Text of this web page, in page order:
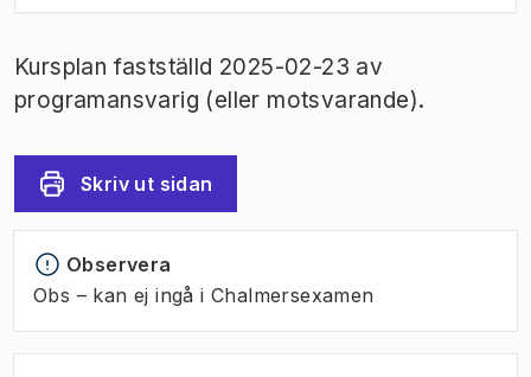
Kursplan fastställd 2025-02-23 av
programansvarig (eller motsvarande).
Skriv ut sidan
Observera
Obs – kan ej ingå i Chalmersexamen